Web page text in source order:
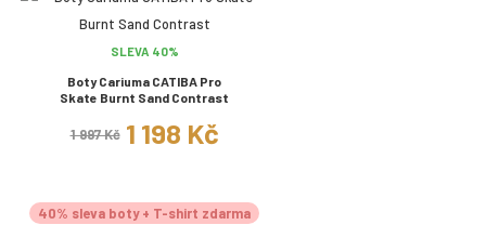
SLEVA 40%
Boty Cariuma CATIBA Pro
Skate Burnt Sand Contrast
1 997 Kč 1 198 Kč
40% sleva boty + T-shirt zdarma